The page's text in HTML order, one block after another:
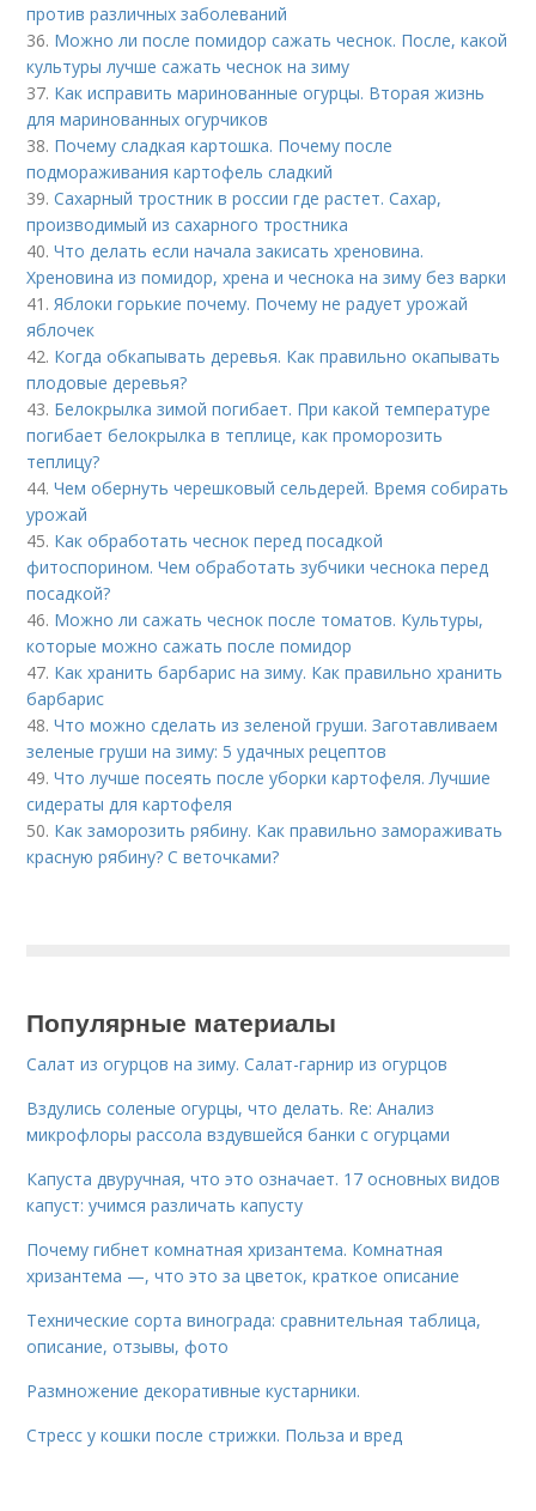
против различных заболеваний
36. Можно ли после помидор сажать чеснок. После, какой
культуры лучше сажать чеснок на зиму
37. Как исправить маринованные огурцы. Вторая жизнь
для маринованных огурчиков
38. Почему сладкая картошка. Почему после
подмораживания картофель сладкий
39.Сахарный тростник в россии где растет. Сахар,
производимый из сахарного тростника
40.Что делать если начала закисать хреновина.
Хреновина из помидор, хрена и чеснока на зиму без варки
41. Яблоки горькие почему. Почему не радует урожай
яблочек
42. Когда обкапывать деревья. Как правильно окапывать
плодовые деревья?
43. Белокрылка зимой погибает. При какой температуре
погибает белокрылка в теплице, как проморозить
теплицу?
44.Чем обернуть черешковый сельдерей. Время собирать
урожай
45. Как обработать чеснок перед посадкой
фитоспорином. Чем обработать зубчики чеснока перед
посадкой?
46. Можно ли сажать чеснок после томатов. Культуры,
которые можно сажать после помидор
47. Как хранить барбарис на зиму. Как правильно хранить
барбарис
48.Что можно сделать из зеленой груши. Заготавливаем
зеленые груши на зиму: 5 удачных рецептов
49.Что лучше посеять после уборки картофеля. Лучшие
сидераты для картофеля
50. Как заморозить рябину. Как правильно замораживать
красную рябину? С веточками?
Популярные материалы
Салат из огурцов на зиму. Салат-гарнир из огурцов
Вздулись соленые огурцы, что делать. Re: Анализ
микрофлоры рассола вздувшейся банки с огурцами
Капуста двуручная, что это означает. 17 основных видов
капуст: учимся различать капусту
Почему гибнет комнатная хризантема. Комнатная
хризантема —, что это за цветок, краткое описание
Технические сорта винограда: сравнительная таблица,
описание, отзывы, фото
Размножение декоративные кустарники.
Стресс у кошки после стрижки. Польза и вред